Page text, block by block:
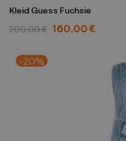
Kleid Guess Fuchsie
200,00 € 160,00 €
-20%